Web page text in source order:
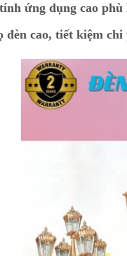
ứng dụng cao
đèn cao, tiết kiệm